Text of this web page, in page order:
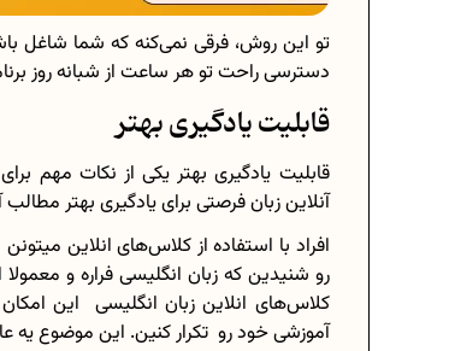
تو این روش، فرقی نمی‌کنه که شما شاغل
دسترسی راحت تو هر ساعت از شبانه روز
قابلیت یادگیری بهتر
قابلیت یادگیری بهتر یکی از نکات مهم
آنلاین زبان فرصتی برای یادگیری بهتر
افراد با استفاده از کلاس‌های انلاین
رو شنیدین که زبان انگلیسی فراره و
کلاس‌های انلاین زبان انگلیسی این
آموزشی خود رو تکرار کنین. این موضوع یه